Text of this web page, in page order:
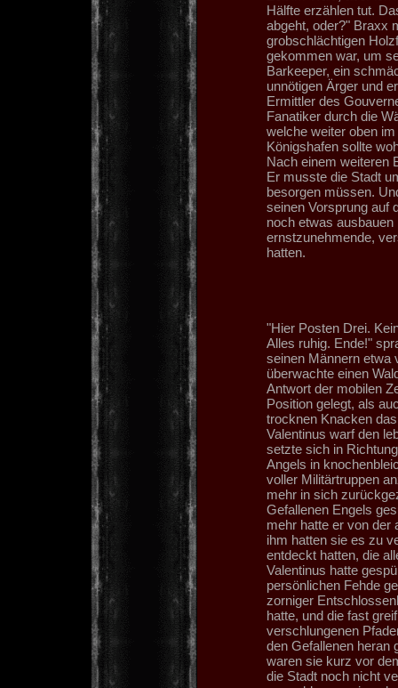
Hälfte erzählen tut.
abgeht, oder?" Braxx
grobschlächtigen
gekommen war, um
Barkeeper, ein
unnötigen Ärger und
Ermittler des
Fanatiker durch die
welche weiter oben
Königshafen sollte
Nach einem weiteren
Er musste die Stadt
besorgen müssen.
seinen Vorsprung auf
noch etwas
ernstzunehmende,
hatten.
"Hier Posten Drei.
Alles ruhig. Ende!"
seinen Männern etwa
überwachte einen
Antwort der mobilen
Position gelegt, als
trocknen Knacken
Valentinus warf den
setzte sich in
Angels in
voller Militärtruppen
mehr in sich
Gefallenen Engels
mehr hatte er von der
ihm hatten sie es zu
entdeckt hatten, die
Valentinus hatte
persönlichen Fehde
zorniger
hatte, und die fast
verschlungenen
den Gefallenen heran
waren sie kurz vor
die Stadt noch nicht